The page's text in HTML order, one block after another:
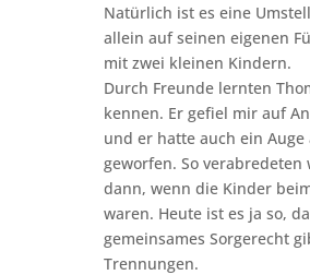
Natürlich ist es eine
allein auf seinen eigenen
mit zwei kleinen Kindern.
Durch Freunde lernten
kennen. Er gefiel mir auf
und er hatte auch ein Auge
geworfen. So verabredeten
dann, wenn die Kinder
waren. Heute ist es ja so,
gemeinsames Sorgerecht
Trennungen.